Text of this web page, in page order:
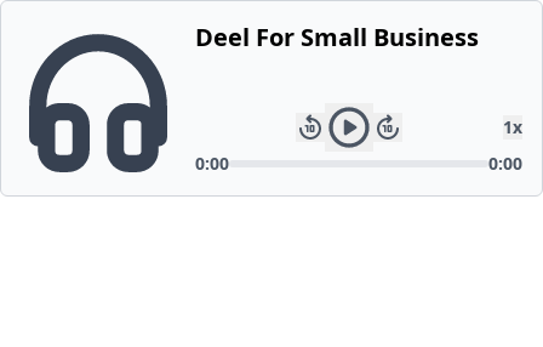
Deel For Small Business
1x
0:00
0:00